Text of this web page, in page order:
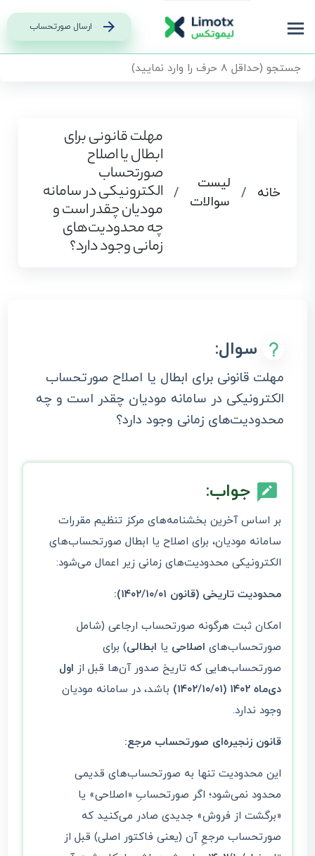
ارسال صورتحساب
خانه /
لیست
سوالات
/
مهلت قانونی برای
ابطال یا اصلاح
صورتحساب
الکترونیکی در سامانه
مودیان چقدر است و
چه محدودیت‌های
زمانی وجود دارد؟
سوال:
مهلت قانونی برای ابطال یا اصلاح صورتحساب
الکترونیکی در سامانه مودیان چقدر است و چه
محدودیت‌های زمانی وجود دارد؟
جواب:
بر اساس آخرین بخشنامه‌های مرکز تنظیم مقررات
سامانه مودیان، برای اصلاح یا ابطال صورتحساب‌های
الکترونیکی محدودیت‌های زمانی زیر اعمال می‌شود:
محدودیت تاریخی (قانون ۱۴۰۲/۱۰/۰۱):
امکان ثبت هرگونه صورتحساب ارجاعی (شامل
صورتحساب‌های اصلاحی یا ابطالی) برای
صورتحساب‌هایی که تاریخ صدور آن‌ها قبل از اول
دی‌ماه ۱۴۰۲ (۱۴۰۲/۱۰/۰۱)
باشد، در سامانه مودیان
وجود ندارد.
قانون زنجیره‌ای صورتحساب مرجع:
این محدودیت تنها به صورتحساب‌های قدیمی
محدود نمی‌شود؛ اگر صورتحسابِ «اصلاحی» یا
«برگشت از فروش» جدیدی صادر می‌کنید که
صورتحساب مرجعِ آن (یعنی فاکتور اصلی) قبل از